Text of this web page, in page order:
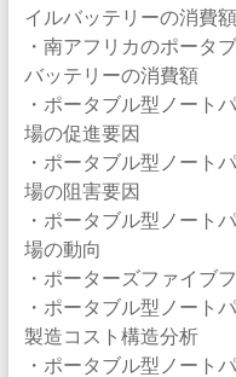
イルバッテリーの消費額
・南アフリカのポータ
バッテリーの消費額
・ポータブル型ノート
場の促進要因
・ポータブル型ノート
場の阻害要因
・ポータブル型ノート
場の動向
・ポーターズファイブ
・ポータブル型ノート
製造コスト構造分析
・ポータブル型ノート